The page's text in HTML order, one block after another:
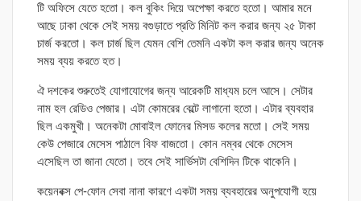
টি অফিসে যেতে হতো। কল বুকিং দিয়ে অপেক্ষা করতে হতো। আমার মনে
আছে ঢাকা থেকে সেই সময় বগুড়াতে প্রতি মিনিট কল করার জন্য ২৫ টাকা
চার্জ করতো। কল চার্জ ছিল যেমন বেশি তেমনি একটা কল করার জন্য অনেক
সময় ব্যয় করতে হত।
ঐ দশকের শুরুতেই যোগাযোগের জন্য আরেকটি মাধ্যম চলে আসে। সেটার
নাম হল রেডিও পেজার। এটা কোমরের বেল্টে লাগানো হতো। এটার ব্যবহার
ছিল একমুখী। অনেকটা মোবাইল ফোনের মিসড কলের মতো। সেই সময়
কেউ পেজারে মেসেস পাঠালে বিফ বাজতো। কোন নম্বর থেকে মেসেস
এসেছিল তা জানা যেতো। তবে সেই সার্ভিসটা বেশিদিন টিকে থাকেনি।
কয়েনবক্স পে-ফোন সেবা নানা কারণে একটা সময় ব্যবহারের অনুপযোগী হয়ে